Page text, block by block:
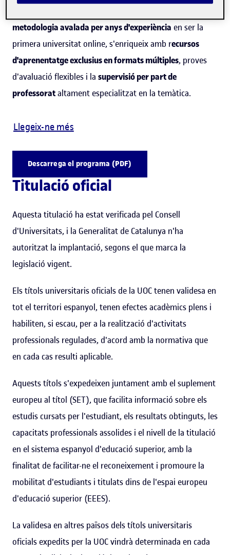
metodologia avalada per anys d'experiència en ser la
primera universitat online, s'enriqueix amb recursos
d'aprenentatge exclusius en formats múltiples, proves
d'avaluació flexibles i la supervisió per part de
professorataltament especialitzat en la temàtica.
Llegeix-ne més
Descarrega el programa (PDF)
Titulació oficial
Aquesta titulació ha estat verificada pel Consell
d'Universitats, i la Generalitat de Catalunya n'ha
autoritzat la implantació, segons el que marca la
legislació vigent.
Els títols universitaris oficials de la UOC tenen validesa en
tot el territori espanyol, tenen efectes acadèmics plens i
habiliten, si escau, per a la realització d'activitats
professionals regulades, d'acord amb la normativa que
en cada cas resulti aplicable.
Aquests títols s'expedeixen juntament amb el suplement
europeu al títol (SET), que facilita informació sobre els
estudis cursats per l'estudiant, els resultats obtinguts, les
capacitats professionals assolides i el nivell de la titulació
en el sistema espanyol d'educació superior, amb la
finalitat de facilitar-ne el reconeixement i promoure la
mobilitat d'estudiants i titulats dins de l'espai europeu
d'educació superior (EEES).
La validesa en altres països dels títols universitaris
oficials expedits per la UOC vindrà determinada en cada